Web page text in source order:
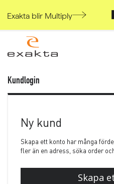
Exakta blir Multiply
Content
Kundlogin
Ny kund
Skapa ett konto har många
fler än en adress, söka order
Skapa